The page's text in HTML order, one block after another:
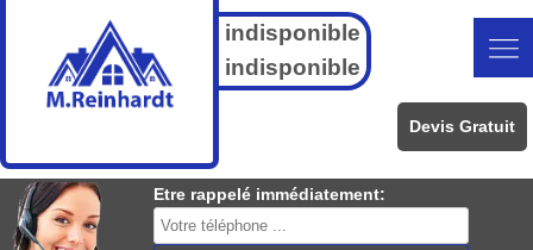
indisponible
indisponible
Devis Gratuit
Etre rappelé immédiatement: